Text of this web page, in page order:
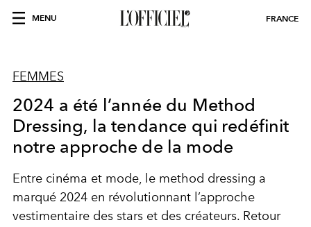
MENU FRANCE
FEMMES
2024 a été l’année du Method
Dressing, la tendance qui redéfinit
notre approche de la mode
Entre cinéma et mode, le method dressing a
marqué 2024 en révolutionnant l’approche
vestimentaire des stars et des créateurs. Retour